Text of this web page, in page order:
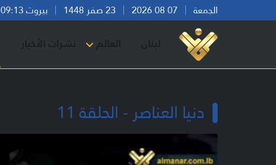
الجمعة بيروت 09:13
لبنان العالم نشرات الأخبار
دنيا العناصر - الحلقة 11